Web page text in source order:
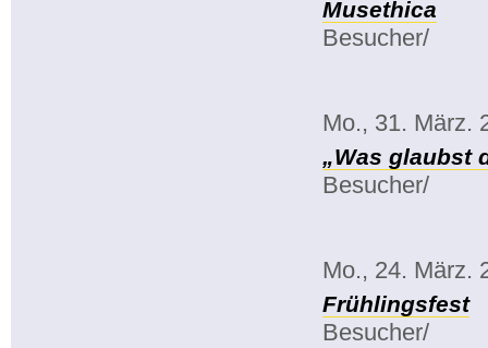
Musethica
Besucher/
Mo., 31. März.
„Was glaubst
Besucher/
Mo., 24. März.
Frühlingsfest
Besucher/